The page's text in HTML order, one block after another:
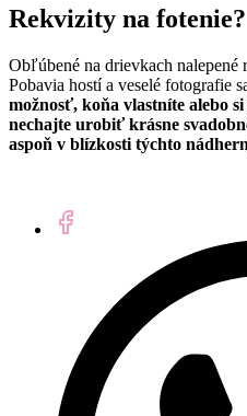
Rekvizity na fotenie?
Obľúbené na drievkach nalepené
Pobavia hostí a veselé fotografie
možnosť, koňa vlastníte alebo
nechajte urobiť krásne
aspoň v blízkosti týchto